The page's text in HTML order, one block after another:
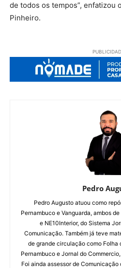
de todos os tempos”, enfatizou
Pinheiro.
Pedro
Pedro Augusto atuou como
Pernambuco e Vanguarda, ambos
e NE10Interior, do Sistema
Comunicação. Também já teve
de grande circulação como Folha
Pernambuco e Jornal do
Foi ainda assessor de